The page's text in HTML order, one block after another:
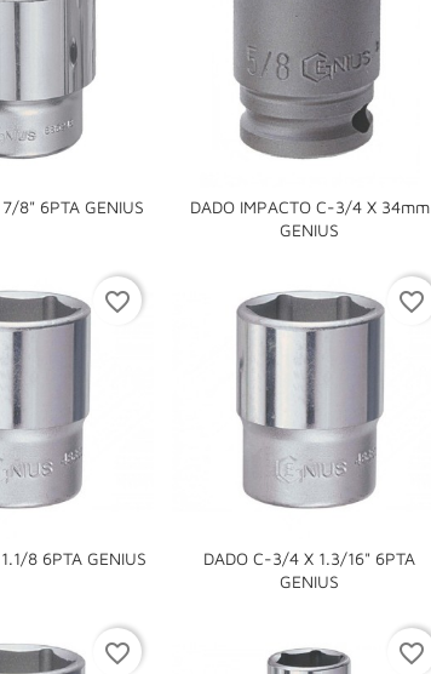
8" 6PTA GENIUS
DADO IMPACTO C-3/4 X 34mm
GENIUS

8 6PTA GENIUS
favorite_border
DADO C-3/4 X 1.3/16" 6PTA
GENIUS

favorite_border
favorite_border favorite_border